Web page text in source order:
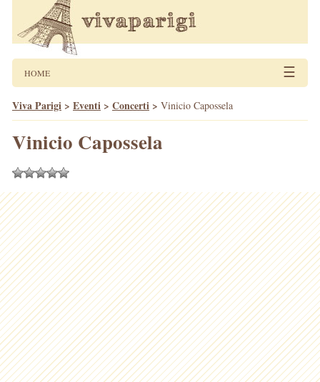
HOME ☰
Viva Parigi > Eventi > Concerti > Vinicio Capossela
Vinicio Capossela